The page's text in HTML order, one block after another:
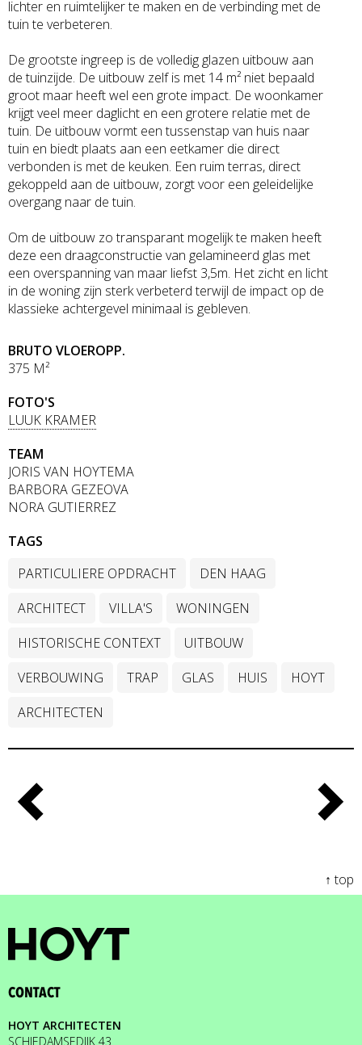
lichter en ruimtelijker te maken en de verbinding met de
tuin te verbeteren.
De grootste ingreep is de volledig glazen uitbouw aan
de tuinzijde. De uitbouw zelf is met 14 m² niet bepaald
groot maar heeft wel een grote impact. De woonkamer
krijgt veel meer daglicht en een grotere relatie met de
tuin. De uitbouw vormt een tussenstap van huis naar
tuin en biedt plaats aan een eetkamer die direct
verbonden is met de keuken. Een ruim terras, direct
gekoppeld aan de uitbouw, zorgt voor een geleidelijke
overgang naar de tuin.
Om de uitbouw zo transparant mogelijk te maken heeft
deze een draagconstructie van gelamineerd glas met
een overspanning van maar liefst 3,5m. Het zicht en licht
in de woning zijn sterk verbeterd terwijl de impact op de
klassieke achtergevel minimaal is gebleven.
BRUTO VLOEROPP.
375 M²
FOTO'S
LUUK KRAMER
TEAM
JORIS VAN HOYTEMA
BARBORA GEZEOVA
NORA GUTIERREZ
TAGS
PARTICULIERE OPDRACHT
DEN HAAG
ARCHITECT
VILLA'S
WONINGEN
HISTORISCHE CONTEXT
UITBOUW
VERBOUWING
TRAP GLAS HUIS
HOYT
ARCHITECTEN
↑ top
CONTACT
HOYT ARCHITECTEN
SCHIEDAMSEDIJK 43